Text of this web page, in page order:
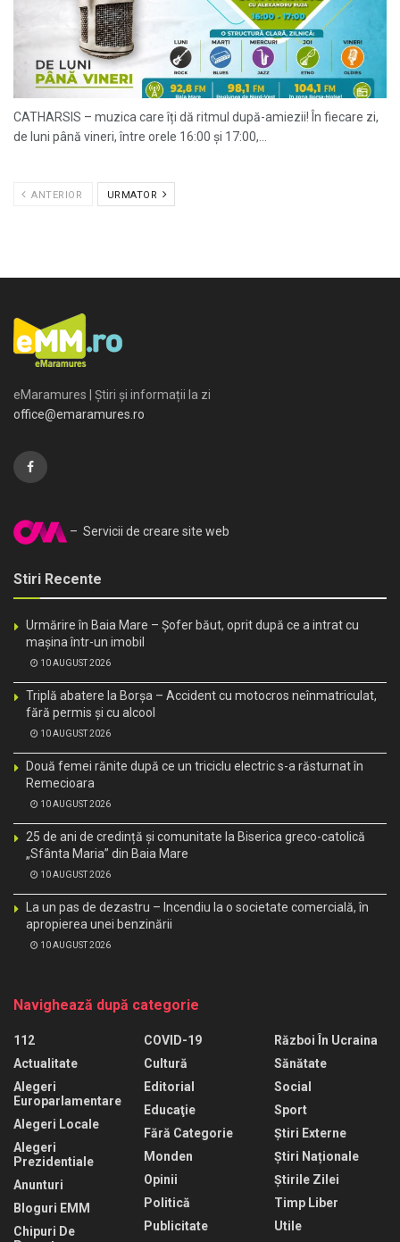
CATHARSIS – muzica care îți dă ritmul după-amiezii! În fiecare zi,
de luni până vineri, între orele 16:00 și 17:00,...
ANTERIOR URMATOR
eMaramures | Știri și informații la zi
office@emaramures.ro
– Servicii de creare site web
Stiri Recente
Urmărire în Baia Mare – Șofer băut, oprit după ce a intrat cu
mașina într-un imobil
10 AUGUST 2026
Triplă abatere la Borșa – Accident cu motocros neînmatriculat,
fără permis și cu alcool
10 AUGUST 2026
Două femei rănite după ce un triciclu electric s-a răsturnat în
Remecioara
10 AUGUST 2026
25 de ani de credință și comunitate la Biserica greco-catolică
„Sfânta Maria” din Baia Mare
10 AUGUST 2026
La un pas de dezastru – Incendiu la o societate comercială, în
apropierea unei benzinării
10 AUGUST 2026
Navighează după categorie
112
Actualitate
Alegeri
Europarlamentare
Alegeri Locale
Alegeri
Prezidentiale
Anunturi
Bloguri EMM
Chipuri De
COVID-19
Cultură
Editorial
Educaţie
Fără Categorie
Monden
Opinii
Politică
Publicitate
Război În Ucraina
Sănătate
Social
Sport
Știri Externe
Știri Naționale
Știrile Zilei
Timp Liber
Utile